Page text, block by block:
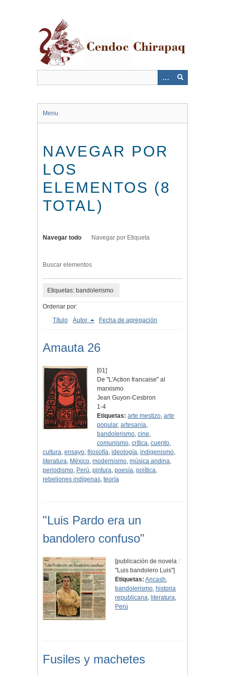
Menu
NAVEGAR POR
LOS
ELEMENTOS (8
TOTAL)
Navegar todo Navegar por Etiqueta
Buscar elementos
Etiquetas: bandolerismo
Ordenar por:
Título
Autor Fecha de agregación
Amauta 26
[01]
De "L'Action francaise" al
marxismo
Jean Guyon-Cesbron
1-4
Etiquetas: arte mestizo,arte
popular,artesanía,
bandolerismo,cine,
comunismo,crítica,cuento,
cultura, ensayo, filosofía, ideología, indigenismo,
literatura, México, modernismo, música andina,
periodismo, Perú, pintura, poesía, política,
rebeliones indígenas, teoría
"Luis Pardo era un
bandolero confuso"
[publicación de novela :
"Luis bandolero Luis"]
Etiquetas: Ancash,
bandolerismo, historia
republicana, literatura,
Perú
Fusiles y machetes